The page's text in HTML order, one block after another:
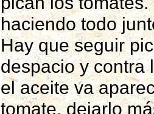
haciendo todo
Hay que seguir
despacio y contra
el aceite va
tomate, dejarlo